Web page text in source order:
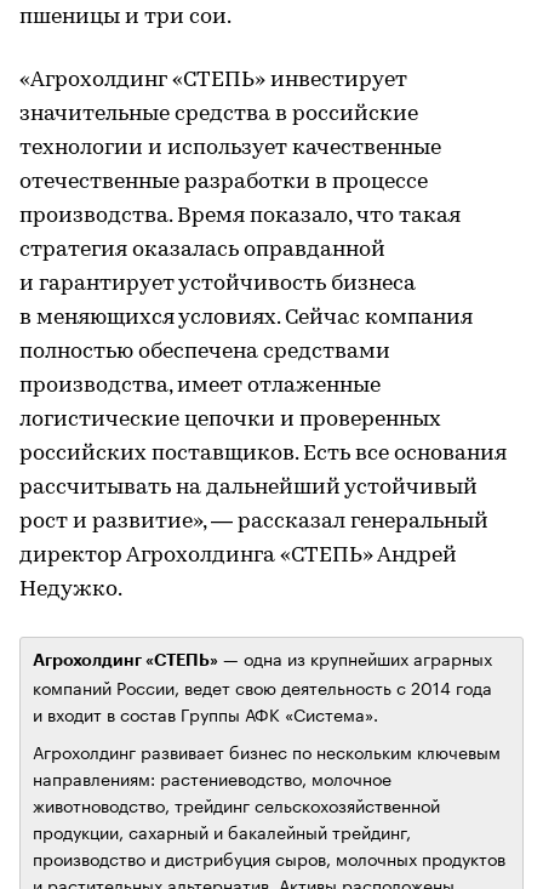
пшеницы и три сои.
«Агрохолдинг «СТЕПЬ» инвестирует
значительные средства в российские
технологии и использует качественные
отечественные разработки в процессе
производства. Время показало, что такая
стратегия оказалась оправданной
и гарантирует устойчивость бизнеса
в меняющихся условиях. Сейчас компания
полностью обеспечена средствами
производства, имеет отлаженные
логистические цепочки и проверенных
российских поставщиков. Есть все основания
рассчитывать на дальнейший устойчивый
рост и развитие», — рассказал генеральный
директор Агрохолдинга «СТЕПЬ» Андрей
Недужко.
Агрохолдинг «СТЕПЬ» — одна из крупнейших аграрных
компаний России, ведет свою деятельность с 2014 года
и входит в состав Группы АФК «Система».
Агрохолдинг развивает бизнес по нескольким ключевым
направлениям: растениеводство, молочное
животноводство, трейдинг сельскохозяйственной
продукции, сахарный и бакалейный трейдинг,
производство и дистрибуция сыров, молочных продуктов